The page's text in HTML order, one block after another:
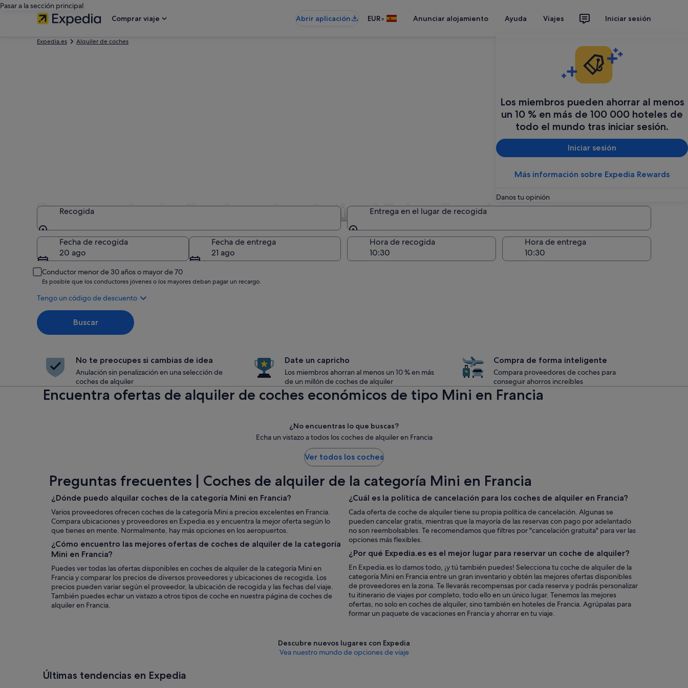
Pasar a la sección principal
Comprar viaje
Abrir aplicación EUR• Anunciar alojamiento Ayuda Viajes Iniciar sesión
Los miembros pueden ahorrar al menos
un 10 % en más de 100 000 hoteles de
todo el mundo tras iniciar sesión.
Iniciar sesión
Más información sobre Expedia Rewards
Danos tu opinión
Expedia.es Alquiler de coches
Empresas de alquiler de coches de tipo Mini en Francia
Recogida
Recogida
Entrega en el lugar de recogida
Entrega en el lugar de recogida
Fecha de recogida
20 ago
Fecha de entrega
21 ago
Hora de recogida Hora de entrega
Conductor menor de 30 años o mayor de 70
Es posible que los conductores jóvenes o los mayores deban pagar un recargo.
Tengo un código de descuento
Buscar
No te preocupes si cambias de idea
Anulación sin penalización en una selección de
coches de alquiler
Date un capricho
Los miembros ahorran al menos un 10 % en más
de un millón de coches de alquiler
Compra de forma inteligente
Compara proveedores de coches para
conseguir ahorros increíbles
Encuentra ofertas de alquiler de coches económicos de tipo Mini en Francia
¿No encuentras lo que buscas?
Echa un vistazo a todos los coches de alquiler en Francia
Ver todos los coches
Preguntas frecuentes | Coches de alquiler de la categoría Mini en Francia
¿Dónde puedo alquilar coches de la categoría Mini en Francia?
Varios proveedores ofrecen coches de la categoría Mini a precios excelentes en Francia.
Compara ubicaciones y proveedores en Expedia.es y encuentra la mejor oferta según lo
que tienes en mente. Normalmente, hay más opciones en los aeropuertos.
¿Cómo encuentro las mejores ofertas de coches de alquiler de la categoría
Mini en Francia?
Puedes ver todas las ofertas disponibles en coches de alquiler de la categoría Mini en
Francia y comparar los precios de diversos proveedores y ubicaciones de recogida. Los
precios pueden variar según el proveedor, la ubicación de recogida y las fechas del viaje.
También puedes echar un vistazo a otros tipos de coche en nuestra página de coches de
alquiler en Francia.
¿Cuál es la política de cancelación para los coches de alquiler en Francia?
Cada oferta de coche de alquiler tiene su propia política de cancelación. Algunas se
pueden cancelar gratis, mientras que la mayoría de las reservas con pago por adelantado
no son reembolsables. Te recomendamos que filtres por "cancelación gratuita" para ver las
opciones más flexibles.
¿Por qué Expedia.es es el mejor lugar para reservar un coche de alquiler?
En Expedia.es lo damos todo, ¡y tú también puedes! Selecciona tu coche de alquiler de la
categoría Mini en Francia entre un gran inventario y obtén las mejores ofertas disponibles
de proveedores en la zona. Te llevarás recompensas por cada reserva y podrás personalizar
tu itinerario de viajes por completo, todo ello en un único lugar. Tenemos las mejores
ofertas, no solo en coches de alquiler, sino también en hoteles de Francia. Agrúpalas para
formar un paquete de vacaciones en Francia y ahorrar en tu viaje.
Descubre nuevos lugares con Expedia
Vea nuestro mundo de opciones de viaje
Últimas tendencias en Expedia